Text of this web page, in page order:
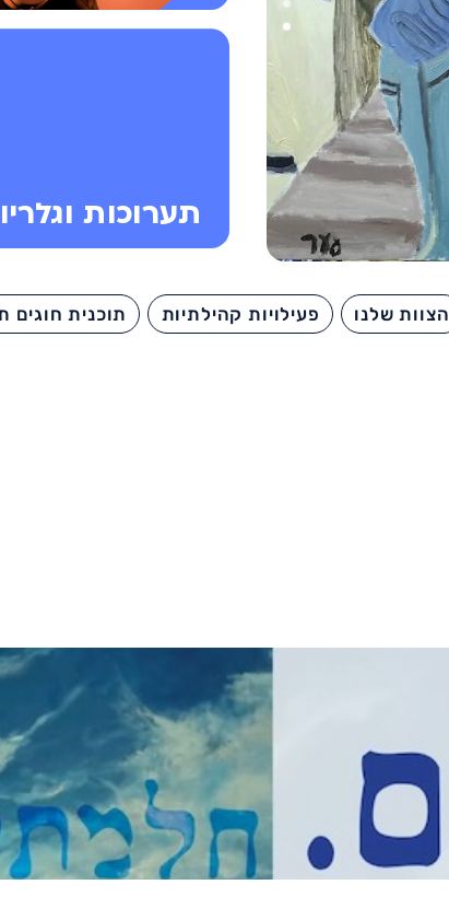
23/08/2023
תרבות
תערוכות
הצוות שלנו פעילויות קהילתיות תוכנית חוגים